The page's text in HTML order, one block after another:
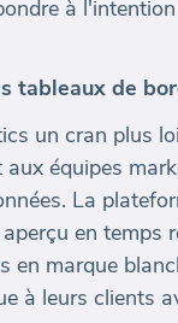
à
tableaux de
un cran plus
équipes
La
en temps
marque
à leurs clients